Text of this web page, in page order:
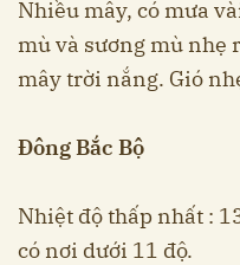
Nhiều mây, có mưa
mù và sương mù nhẹ
mây trời nắng. Gió
Đông Bắc Bộ
Nhiệt độ thấp nhất :
có nơi dưới 11 độ.